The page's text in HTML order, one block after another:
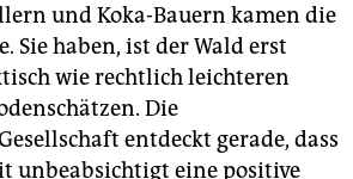
und Koka-Bauern kamen die
Sie haben, ist der Wald erst
wie rechtlich leichteren
Die
entdeckt gerade, dass
unbeabsichtigt eine positive